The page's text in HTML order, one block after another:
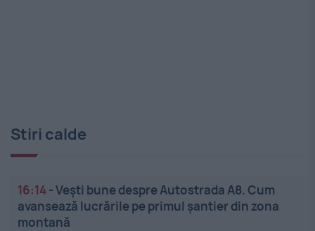
Stiri calde
16:14-Vești bune despre Autostrada A8. Cum
avansează lucrările pe primul șantier din zona
montană